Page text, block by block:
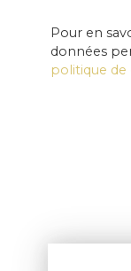
Pour en
données
politique